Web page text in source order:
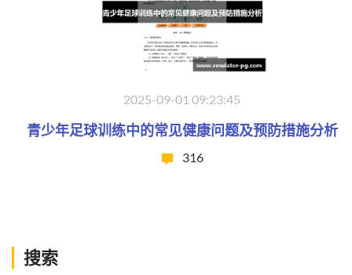
2025-09-01 09:23:45
青少年足球训练中的常见健康问题及预防措施分析
316
搜索